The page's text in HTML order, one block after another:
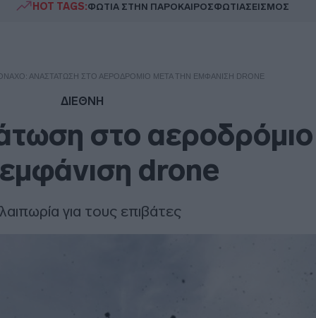
HOT TAGS:ΦΩΤΙΑ ΣΤΗΝ ΠΑΡΟΚΑΙΡΟΣΦΩΤΙΑΣΕΙΣΜΟΣ
ΑΝΑΣΤΆΤΩΣΗ ΣΤΟ ΑΕΡΟΔΡΌΜΙΟ ΜΕΤΆ ΤΗΝ ΕΜΦΆΝΙΣΗ DRONE
ΔΙΕΘΝΗ
στο αεροδρόμιο
drone
για τους επιβάτες